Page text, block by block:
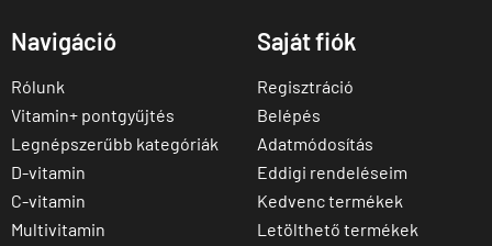
Navigáció
Rólunk
Vitamin+ pontgyűjtés
Legnépszerűbb kategóriák
D-vitamin
C-vitamin
Multivitamin
Saját fiók
Regisztráció
Belépés
Adatmódosítás
Eddigi rendeléseim
Kedvenc termékek
Letölthető termékek